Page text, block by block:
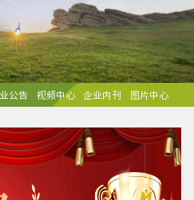
公告 视频中心 企业内刊 图片中心